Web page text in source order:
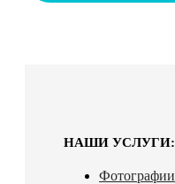
НАШИ УСЛУГИ:
Фотографии